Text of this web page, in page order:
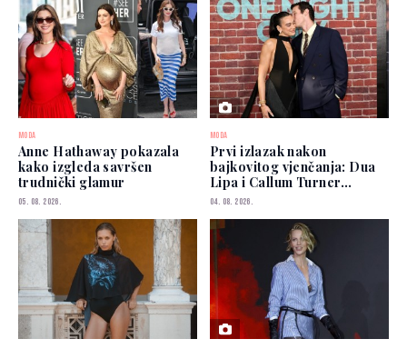
MODA
Anne Hathaway pokazala
kako izgleda savršen
trudnički glamur
05. 08. 2026.
MODA
Prvi izlazak nakon
bajkovitog vjenčanja: Dua
Lipa i Callum Turner
zablistali u New Yorku
04. 08. 2026.